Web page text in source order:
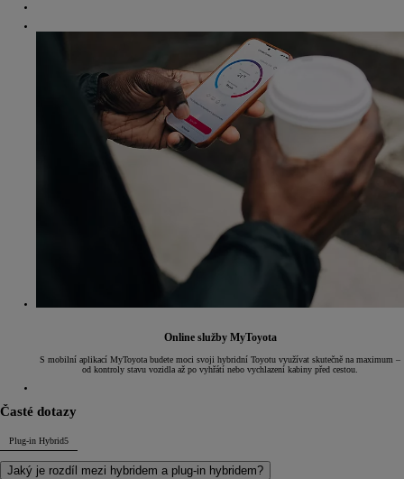
Online služby MyToyota
S mobilní aplikací MyToyota budete moci svoji hybridní Toyotu využívat skutečně na maximum –
od kontroly stavu vozidla až po vyhřátí nebo vychlazení kabiny před cestou.
Časté dotazy
Plug-in Hybrid5
Jaký je rozdíl mezi hybridem a plug-in hybridem?